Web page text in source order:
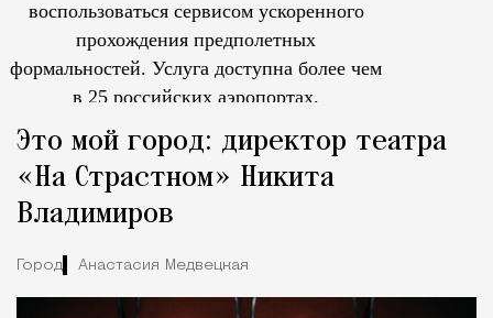
воспользоваться сервисом ускоренного
прохождения предполетных
формальностей. Услуга доступна более чем
в 25 российских аэропортах.
Это мой город: директор театра
«На Страстном» Никита
Владимиров
Город Анастасия Медвецкая